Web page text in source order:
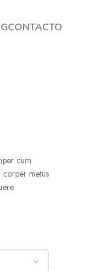
CONTACTO
cum
corper metus